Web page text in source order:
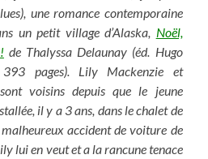
une romance contemporaine
un petit village d’Alaska, Noël,
de Thalyssa Delaunay (éd. Hugo
pages). Lily Mackenzie et
voisins depuis que le jeune
il y a 3 ans, dans le chalet de
accident de voiture de
lui en veut et a la rancune tenace